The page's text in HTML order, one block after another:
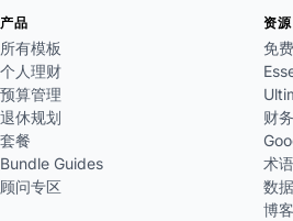
产品
所有模板
个人理财
预算管理
退休规划
套餐
Bundle Guides
顾问专区
资源
免
财
术
数
博客